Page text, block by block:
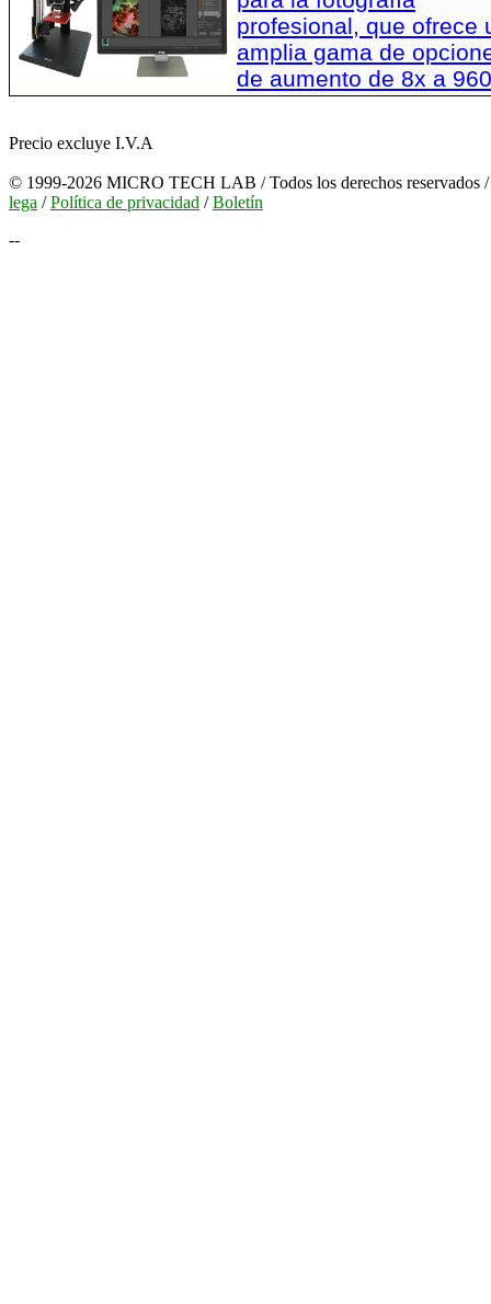
profesional, que ofrece
amplia gama de
de aumento de 8x a
Precio excluye I.V.A
© 1999-2026 MICRO TECH LAB / Todos los derechos reservados /
lega /Política de privacidad /Boletín
--